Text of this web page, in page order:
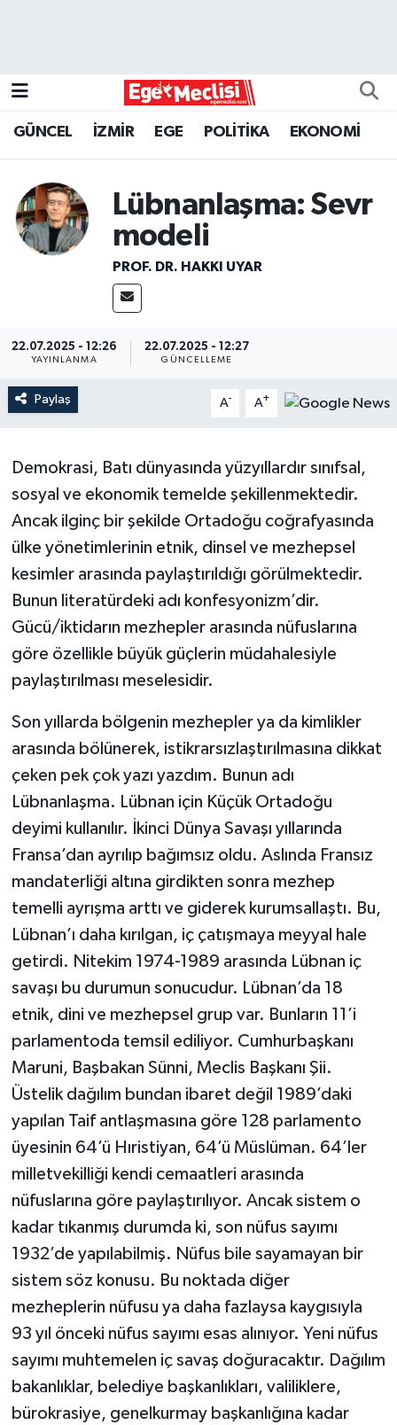
GÜNCEL İZMİR EGE POLİTİKA EKONOMİ
Lübnanlaşma: Sevr
modeli
PROF. DR. HAKKI UYAR
22.07.2025 - 12:26
YAYINLANMA
22.07.2025 - 12:27
GÜNCELLEME
Paylaş A- A+
Demokrasi, Batı dünyasında yüzyıllardır sınıfsal,
sosyal ve ekonomik temelde şekillenmektedir.
Ancak ilginç bir şekilde Ortadoğu coğrafyasında
ülke yönetimlerinin etnik, dinsel ve mezhepsel
kesimler arasında paylaştırıldığı görülmektedir.
Bunun literatürdeki adı konfesyonizm’dir.
Gücü/iktidarın mezhepler arasında nüfuslarına
göre özellikle büyük güçlerin müdahalesiyle
paylaştırılması meselesidir.
Son yıllarda bölgenin mezhepler ya da kimlikler
arasında bölünerek, istikrarsızlaştırılmasına dikkat
çeken pek çok yazı yazdım. Bunun adı
Lübnanlaşma. Lübnan için Küçük Ortadoğu
deyimi kullanılır. İkinci Dünya Savaşı yıllarında
Fransa’dan ayrılıp bağımsız oldu. Aslında Fransız
mandaterliği altına girdikten sonra mezhep
temelli ayrışma arttı ve giderek kurumsallaştı. Bu,
Lübnan’ı daha kırılgan, iç çatışmaya meyyal hale
getirdi. Nitekim 1974-1989 arasında Lübnan iç
savaşı bu durumun sonucudur. Lübnan’da 18
etnik, dini ve mezhepsel grup var. Bunların 11’i
parlamentoda temsil ediliyor. Cumhurbaşkanı
Maruni, Başbakan Sünni, Meclis Başkanı Şii.
Üstelik dağılım bundan ibaret değil 1989’daki
yapılan Taif antlaşmasına göre 128 parlamento
üyesinin 64’ü Hıristiyan, 64’ü Müslüman. 64’ler
milletvekilliği kendi cemaatleri arasında
nüfuslarına göre paylaştırılıyor. Ancak sistem o
kadar tıkanmış durumda ki, son nüfus sayımı
1932’de yapılabilmiş. Nüfus bile sayamayan bir
sistem söz konusu. Bu noktada diğer
mezheplerin nüfusu ya daha fazlaysa kaygısıyla
93 yıl önceki nüfus sayımı esas alınıyor. Yeni nüfus
sayımı muhtemelen iç savaş doğuracaktır. Dağılım
bakanlıklar, belediye başkanlıkları, valiliklere,
bürokrasiye, genelkurmay başkanlığına kadar
GÜNCEL
İZMİR
ÖZEL HABER
POLİTİKA
Programlar
SPOR